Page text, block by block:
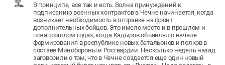
В принципе, все так и есть. Волна принуждений к
подписанию военных контрактов в Чечне начинается, когда
возникает необходимость в отправке на фронт
дополнительных бойцов. Это имело место и в прошлом и
позапрошлом годах, когда Кадыров объявлял о начале
формирования в республике новых батальонов и полков в
составе Минобороны и Росгвардии. Несколько недель назад
заговорили о том, что в Чечне создается еще один новый